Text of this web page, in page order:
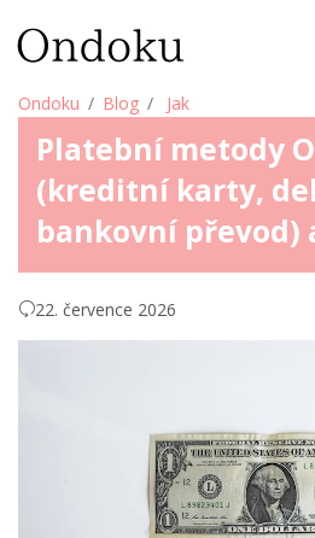
Ondoku Blog Jak
Platební metody
(kreditní karty,
bankovní převod)
22. července 2026